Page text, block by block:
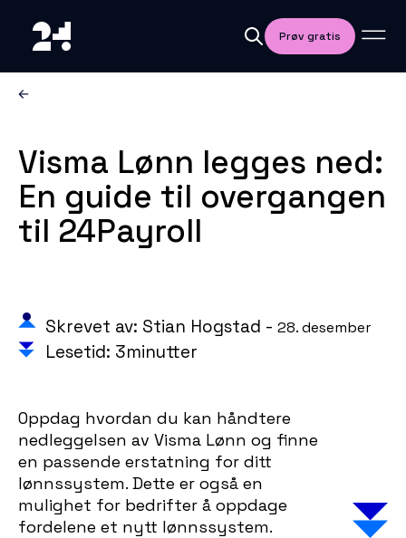
Prøv gratis
Visma Lønn legges ned:
En guide til overgangen
til 24Payroll
Skrevet av: Stian Hogstad - 28. desember
Lesetid: 3minutter
Oppdag hvordan du kan håndtere
nedleggelsen av Visma Lønn og finne
en passende erstatning for ditt
lønnssystem. Dette er også en
mulighet for bedrifter å oppdage
fordelene et nytt lønnssystem.